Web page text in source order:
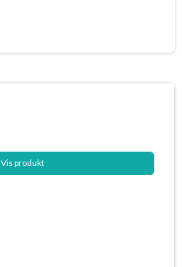
Vis produkt